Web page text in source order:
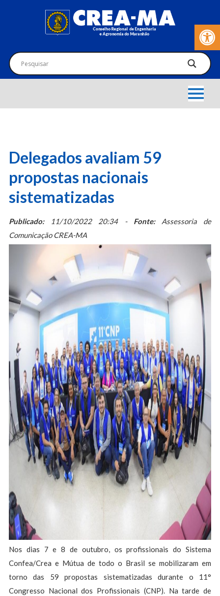
Barra de
Delegados avaliam 59
propostas nacionais
sistematizadas
Publicado:11/10/2022 20:34 - Fonte:Assessoria de
Comunicação CREA-MA
Nos dias 7 e 8 de outubro, os profissionais do Sistema
Confea/Crea e Mútua de todo o Brasil se mobilizaram em
torno das 59 propostas sistematizadas durante o 11°
Congresso Nacional dos Profissionais (CNP). Na tarde de